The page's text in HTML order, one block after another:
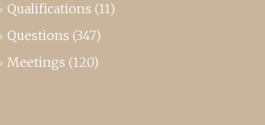
Qualifications (11)
Questions (347)
Meetings (120)